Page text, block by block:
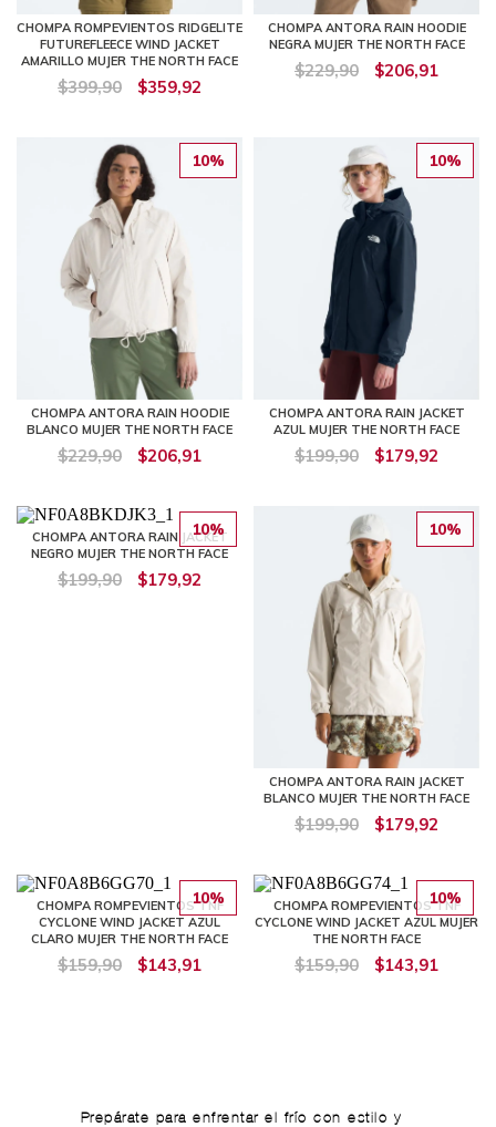
CHOMPA ROMPEVIENTOS RIDGELITE
FUTUREFLEECE WIND JACKET
AMARILLO MUJER THE NORTH FACE
$399,90 $359,92
CHOMPA ANTORA RAIN HOODIE
NEGRA MUJER THE NORTH FACE
$229,90 $206,91
10%
CHOMPA ANTORA RAIN HOODIE
BLANCO MUJER THE NORTH FACE
$229,90 $206,91
10%
CHOMPA ANTORA RAIN JACKET
AZUL MUJER THE NORTH FACE
$199,90 $179,92
10%
CHOMPA ANTORA RAIN JACKET
NEGRO MUJER THE NORTH FACE
$199,90 $179,92
10%
CHOMPA ANTORA RAIN JACKET
BLANCO MUJER THE NORTH FACE
$199,90 $179,92
10%
CHOMPA ROMPEVIENTOS TNF
CYCLONE WIND JACKET AZUL
CLARO MUJER THE NORTH FACE
$159,90 $143,91
10%
CHOMPA ROMPEVIENTOS TNF
CYCLONE WIND JACKET AZUL MUJER
THE NORTH FACE
$159,90 $143,91
Prepárate para enfrentar el frío con estilo y